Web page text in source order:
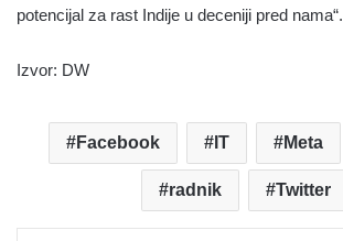
potencijal za rast Indije u deceniji pred nama“.
Izvor: DW
Facebook IT Meta
radnik Twitter